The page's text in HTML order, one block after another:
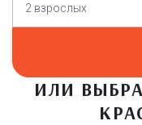
2 взрослых
ИЛИ